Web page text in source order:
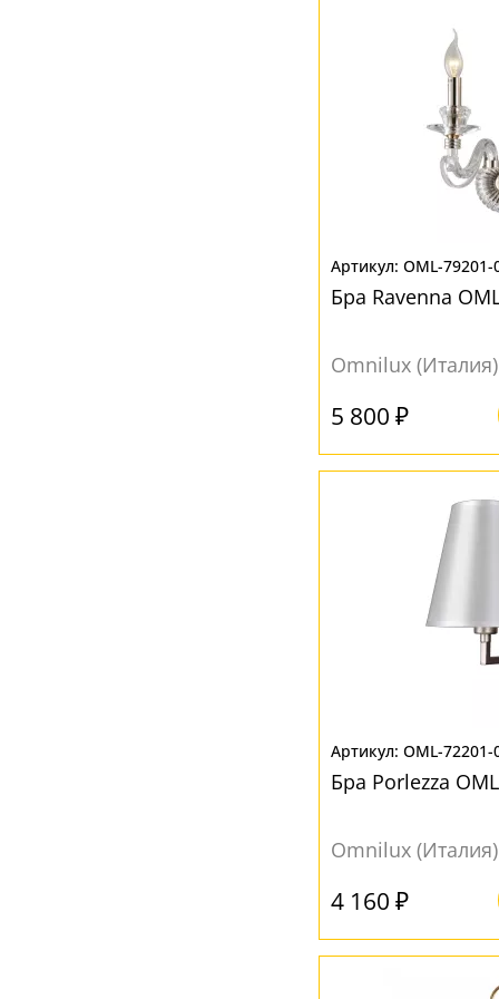
OML-79201-
Бра Ravenna
Omnilux (Италия)
5 800 ₽
OML-72201-
Бра Porlezza
Omnilux (Италия)
4 160 ₽